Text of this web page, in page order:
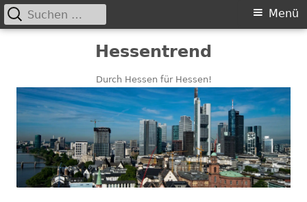
Hessentrend
Durch Hessen für Hessen!
Primäres
Menü
Suchen
nach: